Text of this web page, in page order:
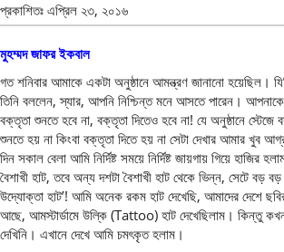
প্রকাশিতঃ এপ্রিল ২৩, ২০১৬
মুহম্মদ জাফর ইকবাল
গত শনিবার আমাকে একটা অনুষ্ঠানে আমন্ত্রণ জানানো হয়েছিল।
তিনি বললেন, স্যার, আপনি নিশ্চিন্ত মনে আসতে পারেন। আপনাকে
বক্তৃতা শুনতে হবে না, বক্তৃতা দিতেও হবে না! যে অনুষ্ঠানে
শুনতে হয় না কিংবা বক্তৃতা দিতে হয় না সেটা দেখার আমার খুব
দিন সকাল বেলা আমি নির্দিষ্ট সময়ে নির্দিষ্ট জায়গায় গিয়ে হাজির
বৈশাখী হাট, তবে অন্য দশটা বৈশাখী হাট থেকে ভিন্ন, সেটে বড় বড়
উদ্যোক্তা হাট’! আমি অনেক রকম হাট দেখেছি, আমাদের দেশে
আছে, আমস্টার্ডামে উল্কি (Tattoo) হাট দেখেছিলাম। কিন্তু
দেখিনি। এখানে দেখে আমি চমৎকৃত হলাম।